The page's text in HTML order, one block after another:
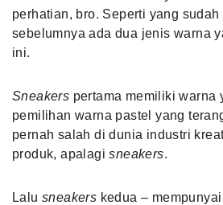
perhatian, bro. Seperti yang
sebelumnya ada dua jenis warna
ini.
Sneakers pertama memiliki warna
pemilihan warna pastel yang
pernah salah di dunia industri
produk, apalagisneakers.
Lalu sneakers kedua –